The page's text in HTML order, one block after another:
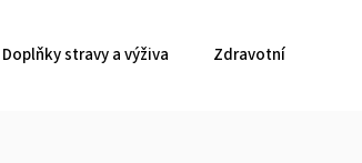
Doplňky stravy a výživa Zdravotní pomůcky